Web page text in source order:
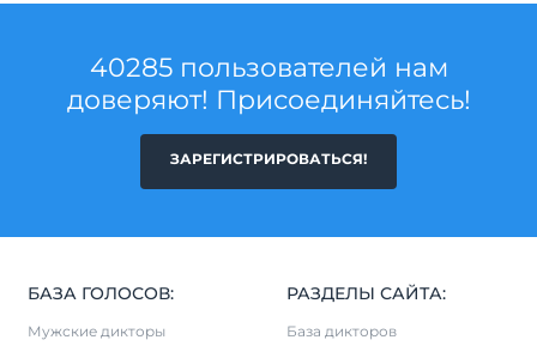
40285 пользователей нам
доверяют! Присоединяйтесь!
ЗАРЕГИСТРИРОВАТЬСЯ!
БАЗА ГОЛОСОВ:
Мужские дикторы
РАЗДЕЛЫ САЙТА:
База дикторов